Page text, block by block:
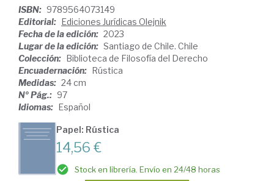
ISBN: 9789564073149
Editorial:
Ediciones Jurídicas Olejnik
Fecha de la edición: 2023
Lugar de la edición: Santiago de Chile. Chile
Colección:
Biblioteca de Filosofía del Derecho
Encuadernación:
Rústica
Medidas: 24 cm
Nº Pág.: 97
Idiomas:
Español
Papel: Rústica
14,56 €
Stock en librería. Envío en 24/48 horas